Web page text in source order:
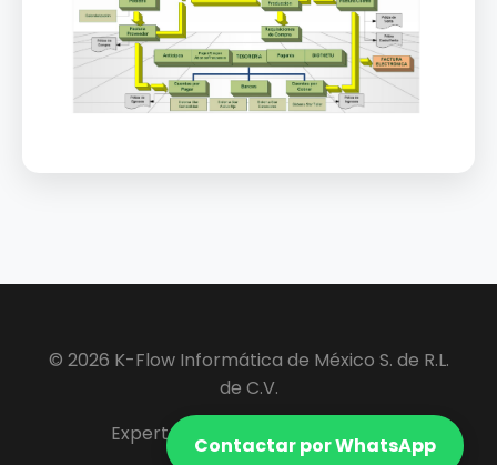
Contactar por WhatsApp
© 2026 K-Flow Informática de México S. de R.L.
de C.V.
Expertos en Software ERP y VIP.